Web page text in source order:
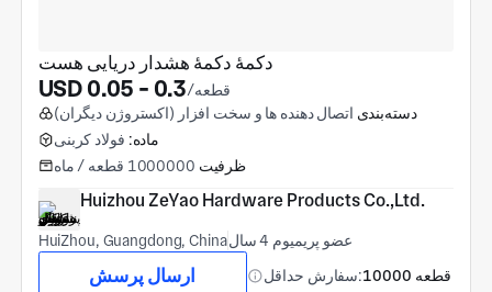
دکمۀ دکمهٔ هشدار دریایی هست
USD 0.05 - 0.3 /قطعه
دسته‌بندی اتصال دهنده ها و سخت افزار (اکستروژن دیگران)
ماده: فولاد کربنی
ظرفیت 1000000 قطعه / ماه
Huizhou ZeYao Hardware Products Co.,Ltd.
HuiZhou, Guangdong, China عضو پریمیوم 4 سال
ارسال پرسش سفارش حداقل: 10000 قطعه